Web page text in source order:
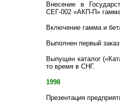
Внесение в
СЕГ-002 «АКП-П»
Включение гамма и
Выполнен первый
Выпущен каталог
то время в СНГ.
1998
Презентация